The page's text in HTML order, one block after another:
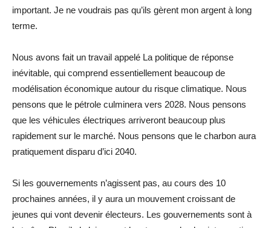
important. Je ne voudrais pas qu’ils gèrent mon argent à long
terme.
Nous avons fait un travail appelé La politique de réponse
inévitable, qui comprend essentiellement beaucoup de
modélisation économique autour du risque climatique. Nous
pensons que le pétrole culminera vers 2028. Nous pensons
que les véhicules électriques arriveront beaucoup plus
rapidement sur le marché. Nous pensons que le charbon aura
pratiquement disparu d’ici 2040.
Si les gouvernements n’agissent pas, au cours des 10
prochaines années, il y aura un mouvement croissant de
jeunes qui vont devenir électeurs. Les gouvernements sont à